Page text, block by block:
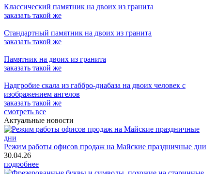
Классический памятник на двоих из гранита
заказать такой же
Стандартный памятник на двоих из гранита
заказать такой же
Памятник на двоих из гранита
заказать такой же
Надгробие скала из габбро-диабаза на двоих человек с
изображением ангелов
заказать такой же
смотреть все
Актуальные новости
Режим работы офисов продаж на Майские праздничные дни
30.04.26
подробнее